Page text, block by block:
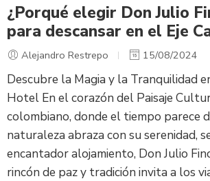
¿Porqué elegir Don Julio
para descansar en el Eje
Alejandro Restrepo 15/08/2024
Descubre la Magia y la Tranquilidad
Hotel En el corazón del Paisaje
colombiano, donde el tiempo parece
naturaleza abraza con su serenidad,
encantador alojamiento, Don Julio
rincón de paz y tradición invita a los